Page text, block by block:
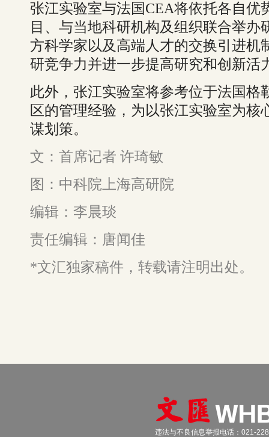
张江实验室与法国CEA将依托各自优
目、与当地科研机构及组织联合举办
方科学家以及高端人才的交换引进机
研竞争力并进一步提高研究和创新活
此外，张江实验室将参考位于法国格
区的管理经验，为以张江实验室为核
谋划策。
文：首席记者 许琦敏
图：中科院上海高研院
编辑：李晨琰
责任编辑：唐闻佳
*文汇独家稿件，转载请注明出处。
违法与不良信息举报电话：021-